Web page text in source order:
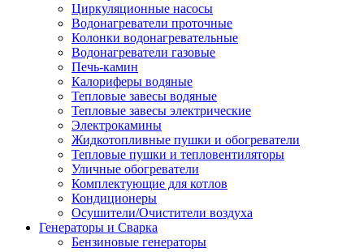
Циркуляционные насосы
Водонагреватели проточные
Колонки водонагревательные
Водонагреватели газовые
Печь-камин
Калориферы водяные
Тепловые завесы водяные
Тепловые завесы электрические
Электрокамины
Жидкотопливные пушки и обогреватели
Тепловые пушки и тепловентиляторы
Уличные обогреватели
Комплектующие для котлов
Кондиционеры
Осушители/Очистители воздуха
Генераторы и Сварка
Бензиновые генераторы